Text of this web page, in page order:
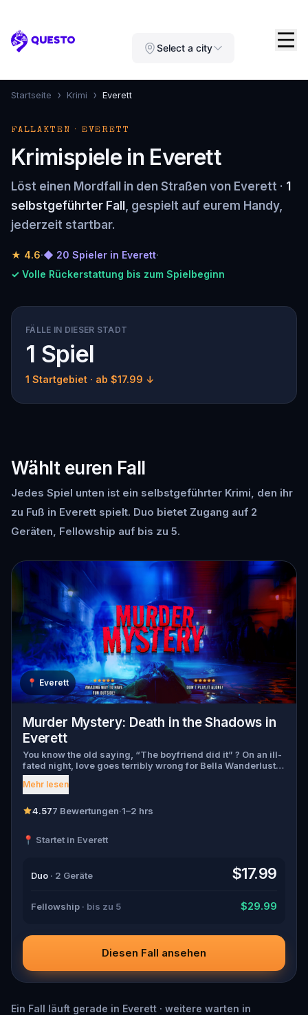
Questo Select a city
Startseite › Krimi › Everett
FALLAKTEN · EVERETT
Krimispiele in Everett
Löst einen Mordfall in den Straßen von Everett · 1
selbstgeführter Fall , gespielt auf eurem Handy,
jederzeit startbar.
★ 4.6·◆ 20 Spieler in Everett·
✓ Volle Rückerstattung bis zum Spielbeginn
FÄLLE IN DIESER STADT
1 Spiel
1 Startgebiet · ab $17.99 ↓
Wählt euren Fall
Jedes Spiel unten ist ein selbstgeführter Krimi, den ihr
zu Fuß in Everett spielt. Duo bietet Zugang auf 2
Geräten, Fellowship auf bis zu 5.
📍 Everett
Murder Mystery: Death in the Shadows in
Everett
You know the old saying, “The boyfriend did it” ? On an ill-
fated night, love goes terribly wrong for Bella Wanderlust
and Walter Bridges . Bella, a famous travel blogger, was
found dead during a ghost tour led by the theatrical Percy
Walter, the obsessed boyfriend? Percy, the ghost tour
suspects, and expose the real murderer before they strike
Mehr lesen
4.577 Bewertungen·1–2 hrs
📍 Startet in Everett
Duo · 2 Geräte $17.99
Fellowship · bis zu 5 $29.99
Diesen Fall ansehen
Ein Fall läuft gerade in Everett · weitere warten in